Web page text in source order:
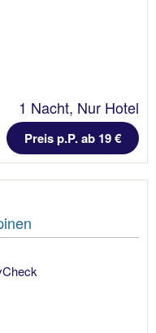
1 Nacht, Nur Hotel
Preis p.P. ab 19 €